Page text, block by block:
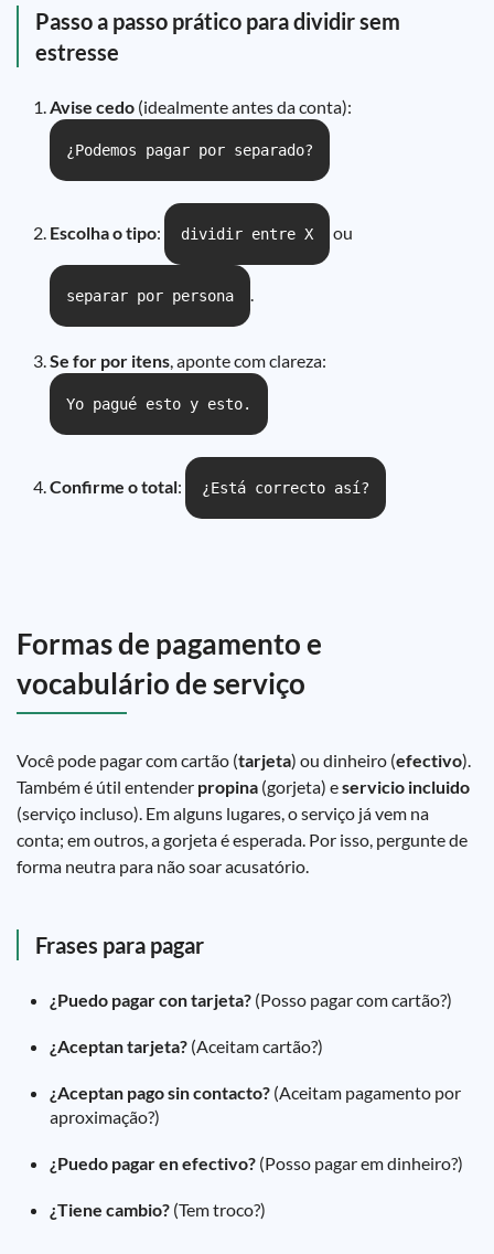
Passo a passo prático para dividir sem
estresse
Avise cedo (idealmente antes da conta):
¿Podemos pagar por separado?
Escolha o tipo: dividir entre X ou
separar por persona .
Se for por itens, aponte com clareza:
Yo pagué esto y esto.
Confirme o total: ¿Está correcto así?
Formas de pagamento e
vocabulário de serviço
Você pode pagar com cartão (tarjeta) ou dinheiro (efectivo).
Também é útil entender propina (gorjeta) eservicio incluido
(serviço incluso). Em alguns lugares, o serviço já vem na
conta; em outros, a gorjeta é esperada. Por isso, pergunte de
forma neutra para não soar acusatório.
Frases para pagar
¿Puedo pagar con tarjeta? (Posso pagar com cartão?)
¿Aceptan tarjeta? (Aceitam cartão?)
¿Aceptan pago sin contacto? (Aceitam pagamento por
aproximação?)
¿Puedo pagar en efectivo? (Posso pagar em dinheiro?)
¿Tiene cambio? (Tem troco?)